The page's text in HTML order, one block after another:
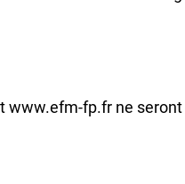
fp.fr ne